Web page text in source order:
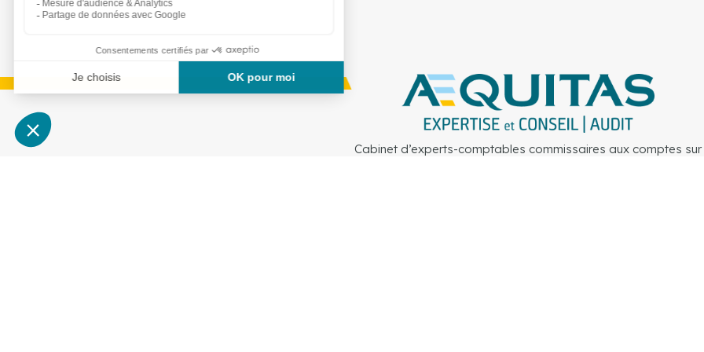
Cabinet d’experts-comptables commissaires aux comptes sur